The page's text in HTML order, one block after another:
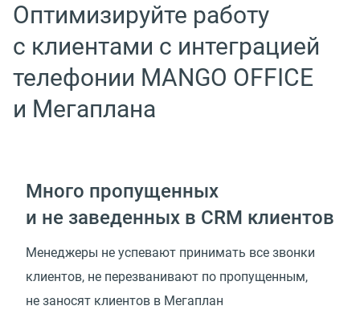
Оптимизируйте работу
с клиентами с интеграцией
телефонии MANGO OFFICE
и Мегаплана
Много пропущенных
и не заведенных в CRM клиентов
Менеджеры не успевают принимать все звонки
клиентов, не перезванивают по пропущенным,
не заносят клиентов в Мегаплан